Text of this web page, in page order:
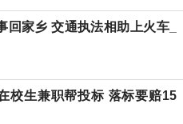
回家乡 交通执法相助上火车_
校生兼职帮投标 落标要赔15